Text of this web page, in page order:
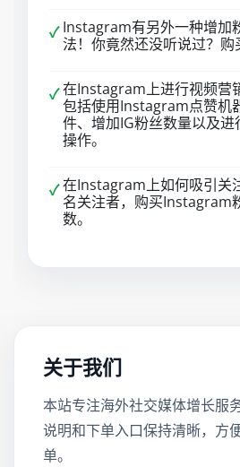
✓ Instagram有另外一种增加
法！你竟然还没听说过？购
✓在Instagram上进行视频营
包括使用Instagram点赞机
件、增加IG粉丝数量以及
操作。
✓在Instagram上如何吸引关
名关注者，购买Instagram
数。
关于我们
本站专注海外社交媒体增长服
说明和下单入口保持清晰，方
单。